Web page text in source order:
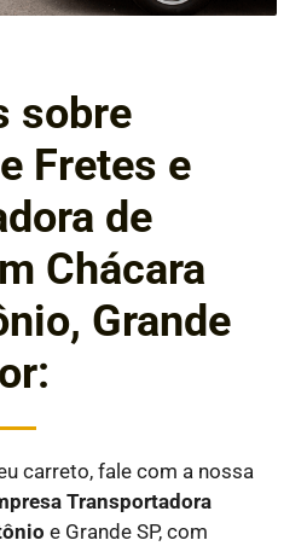
sobre
Fretes e
de
Chácara
Grande
carreto, fale com a nossa
Transportadora
e Grande SP, com